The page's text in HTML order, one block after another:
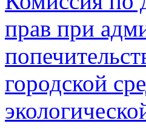
прав при
городской